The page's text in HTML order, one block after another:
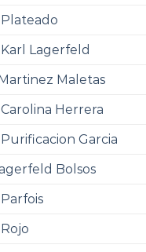
Lagerfeld
Maletas
Herrera
Garcia
Bolsos